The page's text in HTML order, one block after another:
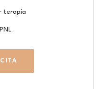
terapia